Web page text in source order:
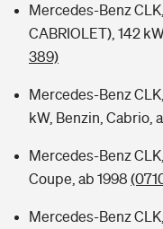
Mercedes-Benz
CABRIOLET), 142
389)
Mercedes-Benz
kW, Benzin, Cabrio,
Mercedes-Benz
Coupe, ab 1998
Mercedes-Benz